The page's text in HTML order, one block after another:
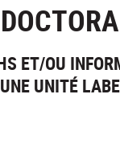
ET/OU
UNITÉ